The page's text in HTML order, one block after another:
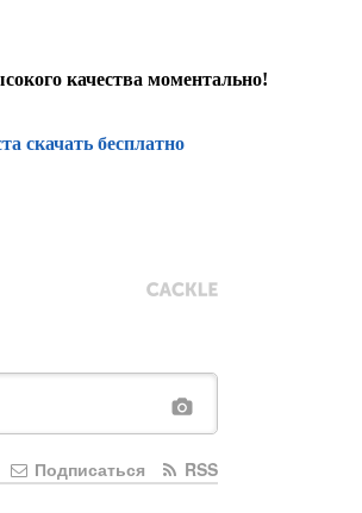
качества моментально!
скачать бесплатно
RSS
Подписаться